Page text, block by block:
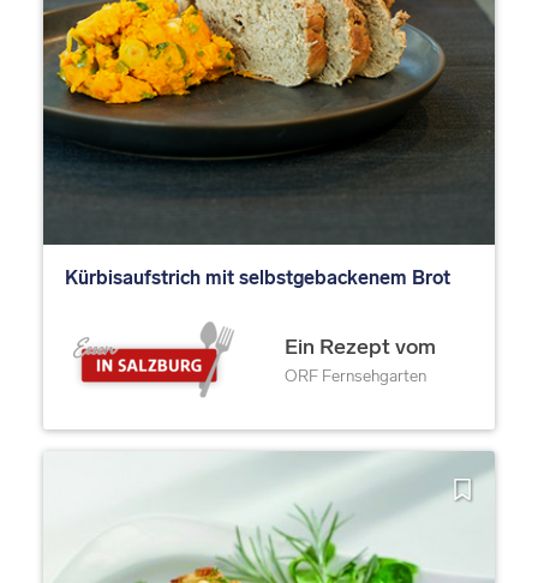
Kürbisaufstrich mit selbstgebackenem Brot
Ein Rezept vom
ORF Fernsehgarten